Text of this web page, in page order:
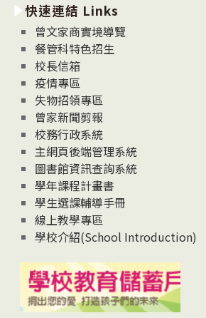
消
息
News
快速連結 Links
曾文家商實境導覽
餐管科特色招生
校長信箱
疫情專區
失物招領專區
曾家新聞剪報
校務行政系統
主網頁後端管理系統
圖書館資訊查詢系統
學年課程計畫書
學生選課輔導手冊
線上教學專區
學校介紹(School Introduction)